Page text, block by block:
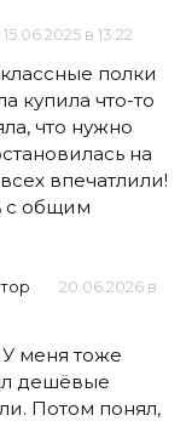
15.06.2025 в 13:22
полки
купила что-то
что нужно
на
впечатлили!
с общим
20.06.2026 в
меня тоже
дешёвые
Потом понял,